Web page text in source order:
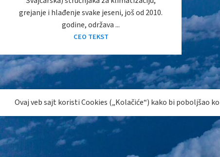
grejanje i hlađenje svake jeseni, još od 2010.
godine, održava ...
CEO TEKST
Ovaj veb sajt koristi Cookies („Kolačiće“) kako bi poboljšao